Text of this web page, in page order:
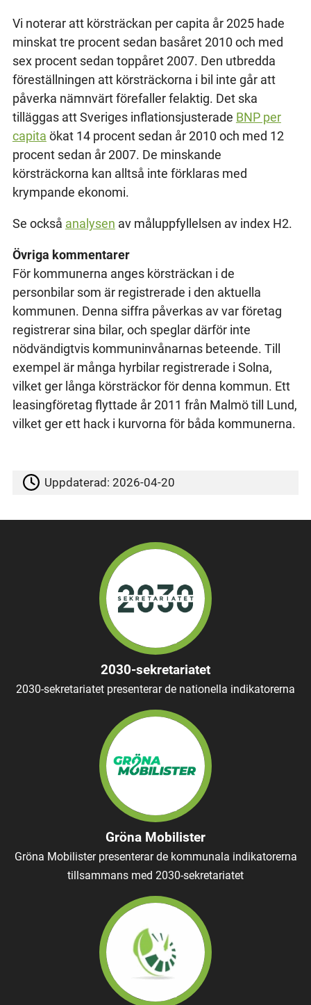
Vi noterar att körsträckan per capita år 2025 hade
minskat tre procent sedan basåret 2010 och med
sex procent sedan toppåret 2007. Den utbredda
föreställningen att körsträckorna i bil inte går att
påverka nämnvärt förefaller felaktig. Det ska
tilläggas att Sveriges inflationsjusterade BNP per
capita ökat 14 procent sedan år 2010 och med 12
procent sedan år 2007. De minskande
körsträckorna kan alltså inte förklaras med
krympande ekonomi.
Se också analysen av måluppfyllelsen av index H2.
Övriga kommentarer
För kommunerna anges körsträckan i de
personbilar som är registrerade i den aktuella
kommunen. Denna siffra påverkas av var företag
registrerar sina bilar, och speglar därför inte
nödvändigtvis kommuninvånarnas beteende. Till
exempel är många hyrbilar registrerade i Solna,
vilket ger långa körsträckor för denna kommun. Ett
leasingföretag flyttade år 2011 från Malmö till Lund,
vilket ger ett hack i kurvorna för båda kommunerna.
Uppdaterad:2026-04-20
2030-sekretariatet
2030-sekretariatet presenterar de nationella indikatorerna
Gröna Mobilister
Gröna Mobilister presenterar de kommunala indikatorerna
tillsammans med 2030-sekretariatet